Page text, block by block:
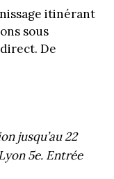
itinérant
sous
De
jusqu’au 22
5e. Entrée